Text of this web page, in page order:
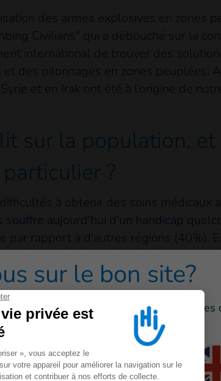
des armes explosives en zones
Civilians" qui a débouché sur la
international de trouver des
des pilonnages en zones peuplées.
et en Irak ont été à l’origine de
sur la population, et
?
à obtenir des soins médicaux
aujourd'hui d'un handicap
rapport à d'autres régions (40%).
les pénuries d'énergie et de
Presque tous les Syriens ont
général de la population.
récurrentes de maladies telles
les principales causes de
a frappé le nord de la
sur le bon site?
nos sites grand public cliquez sur un des